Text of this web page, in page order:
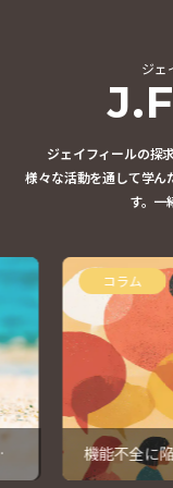
ジェ
ジェイフィールの探
様々な活動を通して学ん
す。 一
コラム
機能不全に
④